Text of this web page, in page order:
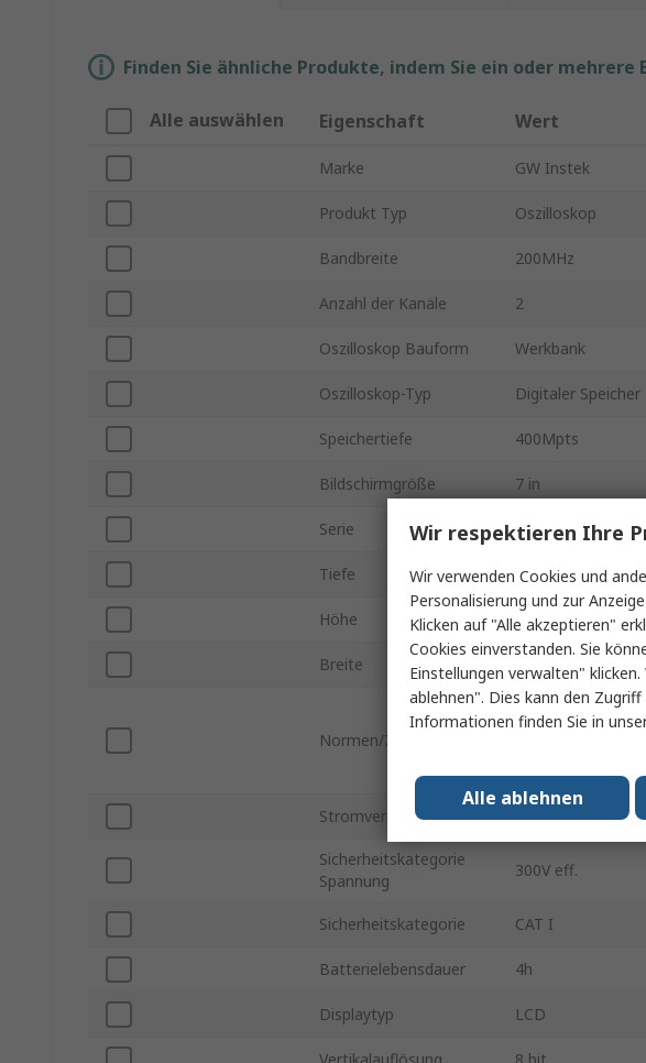
Finden Sie ähnliche Produkte, indem Sie ein oder mehrere
Alle auswählen Eigenschaft Wert
Marke GW Instek
Produkt Typ Oszilloskop
Bandbreite 200MHz
Anzahl der Kanäle 2
Oszilloskop Bauform Werkbank
Oszilloskop-Typ Digitaler Speicher
Speichertiefe 400Mpts
Bildschirmgröße 7 in
Serie GDS-1000B
Tiefe 127.3mm
Höhe 208mm
Breite 380mm
Normen/Zulassungen
EN 55011, EN
2, EN 61000-4-3,
EN IEC 61000-3-3
Stromversorgung USB
Sicherheitskategorie
Spannung
300V eff.
Sicherheitskategorie CAT I
Batterielebensdauer 4h
Displaytyp LCD
Wir respektieren Ihre
Wir verwenden Cookies und
Personalisierung und zur
Klicken auf "Alle akzeptieren"
Cookies einverstanden. Sie
Einstellungen verwalten"
ablehnen". Dies kann den
Informationen finden Sie in
Alle ablehnen